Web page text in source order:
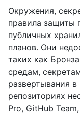
Окружения,
правила защиты
публичных
планов. Они
таких как
средам,
развертывания
репозиториях
Pro, GitHub